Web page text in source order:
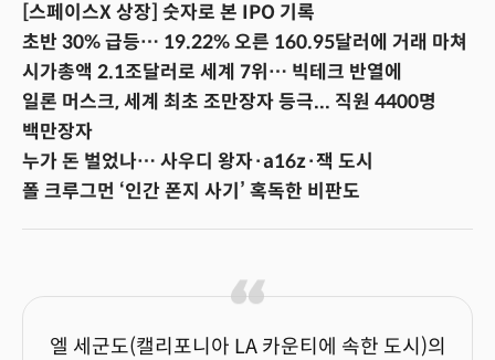
[스페이스X 상장] 숫자로 본 IPO 기록
초반 30% 급등… 19.22% 오른 160.95달러에 거래 마쳐
시가총액 2.1조달러로 세계 7위… 빅테크 반열에
일론 머스크, 세계 최초 조만장자 등극... 직원 4400명
백만장자
누가 돈 벌었나… 사우디 왕자·a16z·잭 도시
폴 크루그먼 ‘인간 폰지 사기’ 혹독한 비판도
엘 세군도(캘리포니아 LA 카운티에 속한 도시)의